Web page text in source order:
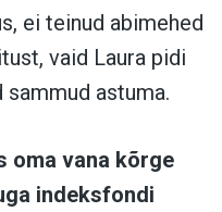
ei teinud abimehed
vaid Laura pidi
astuma.
oma vana kõrge
indeksfondi